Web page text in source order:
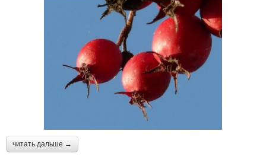
читать дальше →